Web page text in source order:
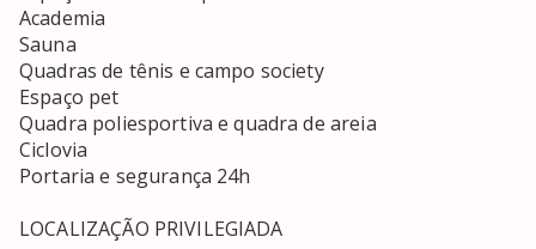
Academia
Sauna
Quadras de tênis e campo society
Espaço pet
Quadra poliesportiva e quadra de areia
Ciclovia
Portaria e segurança 24h
LOCALIZAÇÃO PRIVILEGIADA